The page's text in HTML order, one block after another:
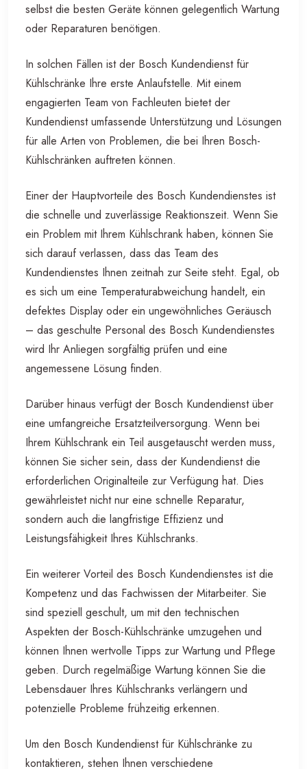
selbst die besten Geräte können gelegentlich Wartung
oder Reparaturen benötigen.
In solchen Fällen ist der Bosch Kundendienst für
Kühlschränke Ihre erste Anlaufstelle. Mit einem
engagierten Team von Fachleuten bietet der
Kundendienst umfassende Unterstützung und Lösungen
für alle Arten von Problemen, die bei Ihren Bosch-
Kühlschränken auftreten können.
Einer der Hauptvorteile des Bosch Kundendienstes ist
die schnelle und zuverlässige Reaktionszeit. Wenn Sie
ein Problem mit Ihrem Kühlschrank haben, können Sie
sich darauf verlassen, dass das Team des
Kundendienstes Ihnen zeitnah zur Seite steht. Egal, ob
es sich um eine Temperaturabweichung handelt, ein
defektes Display oder ein ungewöhnliches Geräusch
– das geschulte Personal des Bosch Kundendienstes
wird Ihr Anliegen sorgfältig prüfen und eine
angemessene Lösung finden.
Darüber hinaus verfügt der Bosch Kundendienst über
eine umfangreiche Ersatzteilversorgung. Wenn bei
Ihrem Kühlschrank ein Teil ausgetauscht werden muss,
können Sie sicher sein, dass der Kundendienst die
erforderlichen Originalteile zur Verfügung hat. Dies
gewährleistet nicht nur eine schnelle Reparatur,
sondern auch die langfristige Effizienz und
Leistungsfähigkeit Ihres Kühlschranks.
Ein weiterer Vorteil des Bosch Kundendienstes ist die
Kompetenz und das Fachwissen der Mitarbeiter. Sie
sind speziell geschult, um mit den technischen
Aspekten der Bosch-Kühlschränke umzugehen und
können Ihnen wertvolle Tipps zur Wartung und Pflege
geben. Durch regelmäßige Wartung können Sie die
Lebensdauer Ihres Kühlschranks verlängern und
potenzielle Probleme frühzeitig erkennen.
Um den Bosch Kundendienst für Kühlschränke zu
kontaktieren, stehen Ihnen verschiedene